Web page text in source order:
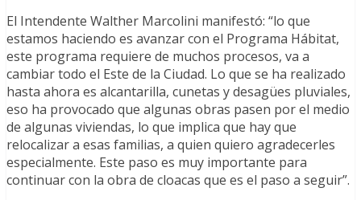
El Intendente Walther Marcolini manifestó: “lo que
estamos haciendo es avanzar con el Programa Hábitat,
este programa requiere de muchos procesos, va a
cambiar todo el Este de la Ciudad. Lo que se ha realizado
hasta ahora es alcantarilla, cunetas y desagües pluviales,
eso ha provocado que algunas obras pasen por el medio
de algunas viviendas, lo que implica que hay que
relocalizar a esas familias, a quien quiero agradecerles
especialmente. Este paso es muy importante para
continuar con la obra de cloacas que es el paso a seguir”.